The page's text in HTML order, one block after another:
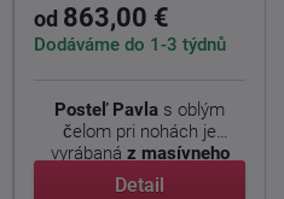
od 863,00 €
Dodáváme do 1-3 týdnů
Posteľ Pavla s oblým
čelom pri nohách je
vyrábaná z masívneho
dubu ...
Detail